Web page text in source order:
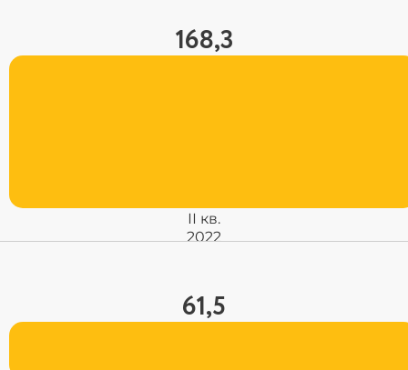
168,3
ІІ кв.
2022
61,5